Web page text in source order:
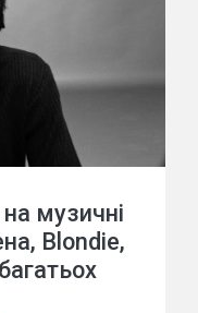
музичні
Blondie,